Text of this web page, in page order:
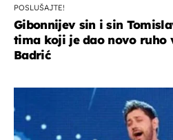
POSLUŠAJTE!
Gibonnijev sin i sin
tima koji je dao novo ruho
Badrić